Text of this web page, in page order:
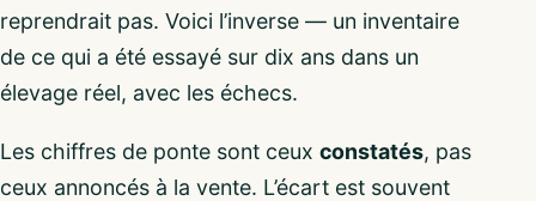
reprendrait pas. Voici l’inverse — un inventaire
de ce qui a été essayé sur dix ans dans un
élevage réel, avec les échecs.
Les chiffres de ponte sont ceux constatés, pas
ceux annoncés à la vente. L’écart est souvent